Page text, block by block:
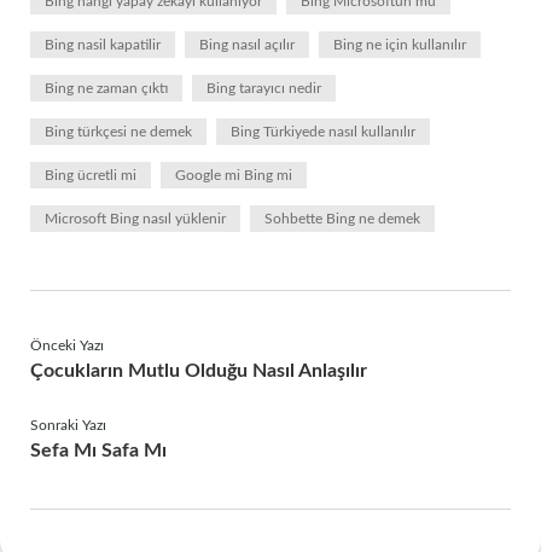
Bing nasil kapatilir Bing nasıl açılır Bing ne için kullanılır
Bing ne zaman çıktı Bing tarayıcı nedir
Bing türkçesi ne demek Bing Türkiyede nasıl kullanılır
Bing ücretli mi Google mi Bing mi
Microsoft Bing nasıl yüklenir Sohbette Bing ne demek
Önceki Yazı
Çocukların Mutlu Olduğu Nasıl Anlaşılır
Sonraki Yazı
Sefa Mı Safa Mı